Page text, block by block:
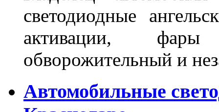
светодиодные
активации, фары
обворожительный и
Автомобильные